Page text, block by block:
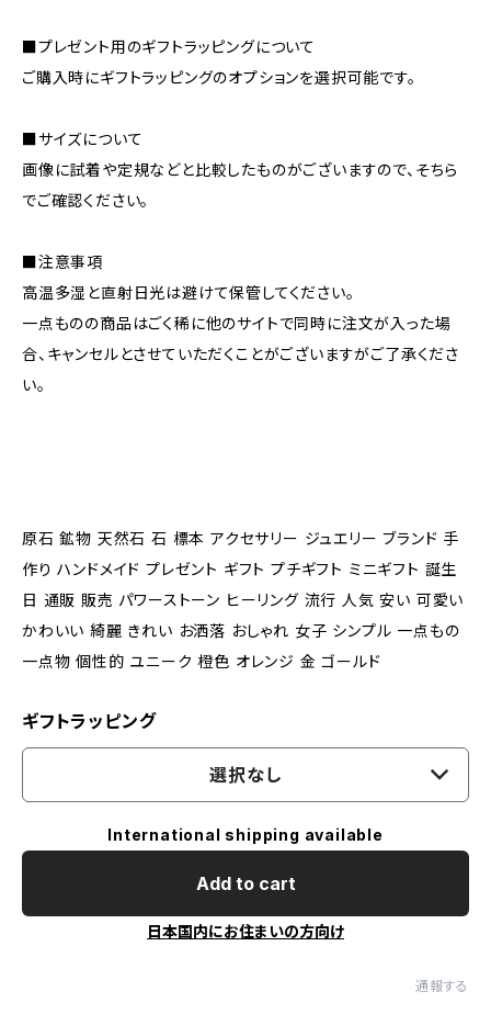
■プレゼント用のギフトラッピングについて
ご購入時にギフトラッピングのオプションを選択可能です。
■サイズについて
画像に試着や定規などと比較したものがございますので、そちら
でご確認ください。
■注意事項
高温多湿と直射日光は避けて保管してください。
一点ものの商品はごく稀に他のサイトで同時に注文が入った場
合、キャンセルとさせていただくことがございますがご了承くださ
い。
原石 鉱物 天然石 石 標本 アクセサリー ジュエリー ブランド 手
作り ハンドメイド プレゼント ギフト プチギフト ミニギフト 誕生
日 通販 販売 パワーストーン ヒーリング 流行 人気 安い 可愛い
かわいい 綺麗 きれい お洒落 おしゃれ 女子 シンプル 一点もの
一点物 個性的 ユニーク 橙色 オレンジ 金 ゴールド
ギフトラッピング
選択なし
International shipping available
Add to cart
日本国内にお住まいの方向け
通報する